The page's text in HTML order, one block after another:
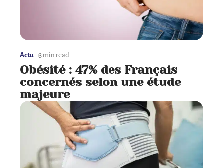
Actu 3 min read
Obésité : 47% des Français
concernés selon une étude
majeure